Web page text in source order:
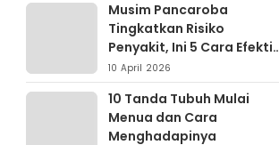
Musim Pancaroba
Tingkatkan Risiko
Penyakit, Ini 5 Cara Efektif
Menjaga Kesehatan
10 April 2026
10 Tanda Tubuh Mulai
Menua dan Cara
Menghadapinya